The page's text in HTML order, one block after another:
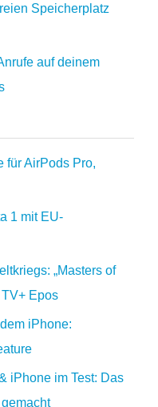
Speicherplatz
auf deinem
für AirPods Pro,
1 mit EU-
„Masters of
Epos
iPhone:
iPhone im Test: Das